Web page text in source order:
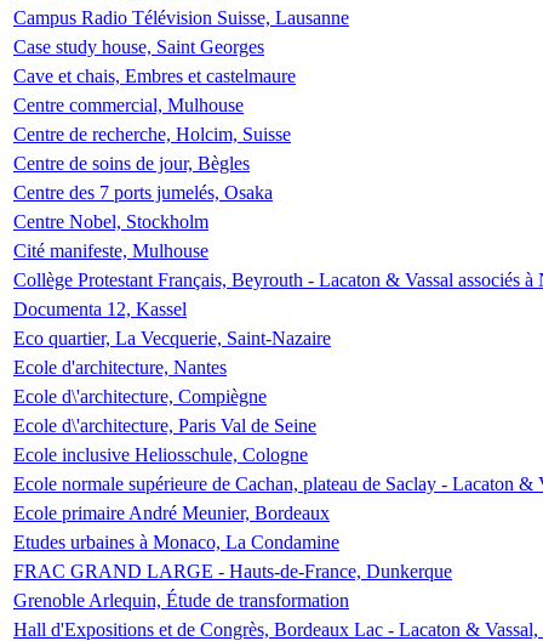
Campus Radio Télévision Suisse, Lausanne
Case study house, Saint Georges
Cave et chais, Embres et castelmaure
Centre commercial, Mulhouse
Centre de recherche, Holcim, Suisse
Centre de soins de jour, Bègles
Centre des 7 ports jumelés, Osaka
Centre Nobel, Stockholm
Cité manifeste, Mulhouse
Collège Protestant Français, Beyrouth - Lacaton & Vassal associés
Documenta 12, Kassel
Eco quartier, La Vecquerie, Saint-Nazaire
Ecole d'architecture, Nantes
Ecole d\'architecture, Compiègne
Ecole d\'architecture, Paris Val de Seine
Ecole inclusive Heliosschule, Cologne
Ecole normale supérieure de Cachan, plateau de Saclay - Lacaton &
Ecole primaire André Meunier, Bordeaux
Etudes urbaines à Monaco, La Condamine
FRAC GRAND LARGE - Hauts-de-France, Dunkerque
Grenoble Arlequin, Étude de transformation
Hall d'Expositions et de Congrès, Bordeaux Lac - Lacaton &